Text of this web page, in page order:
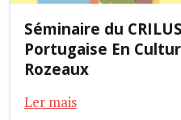
Séminaire du
Portugaise En
Rozeaux
Ler mais